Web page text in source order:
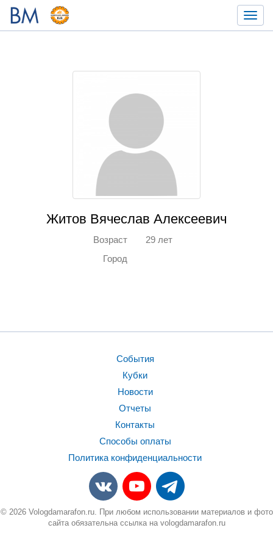
Житов Вячеслав Алексеевич
Возраст
29 лет
Город
События
Кубки
Новости
Отчеты
Контакты
Способы оплаты
Политика конфиденциальности
© 2026 Vologdamarafon.ru. При любом использовании материалов и фото
сайта обязательна ссылка на vologdamarafon.ru